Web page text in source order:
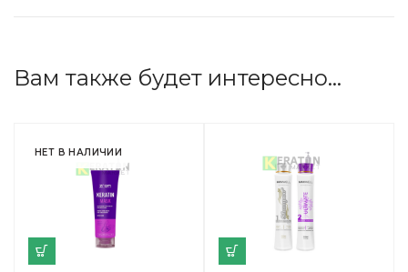
Вам также будет интересно…
НЕТ В НАЛИЧИИ